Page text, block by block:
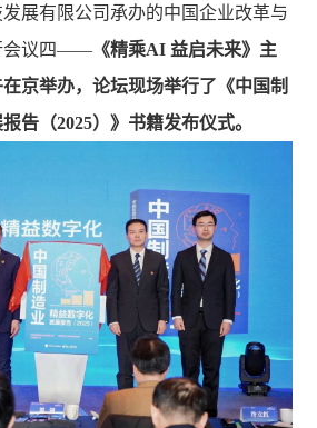
展有限公司承办的中国企业改革与
会议四—— 《精乘AI 益启未来》主
京举办，论坛现场举行了《中国制
告（2025）》书籍发布仪式。